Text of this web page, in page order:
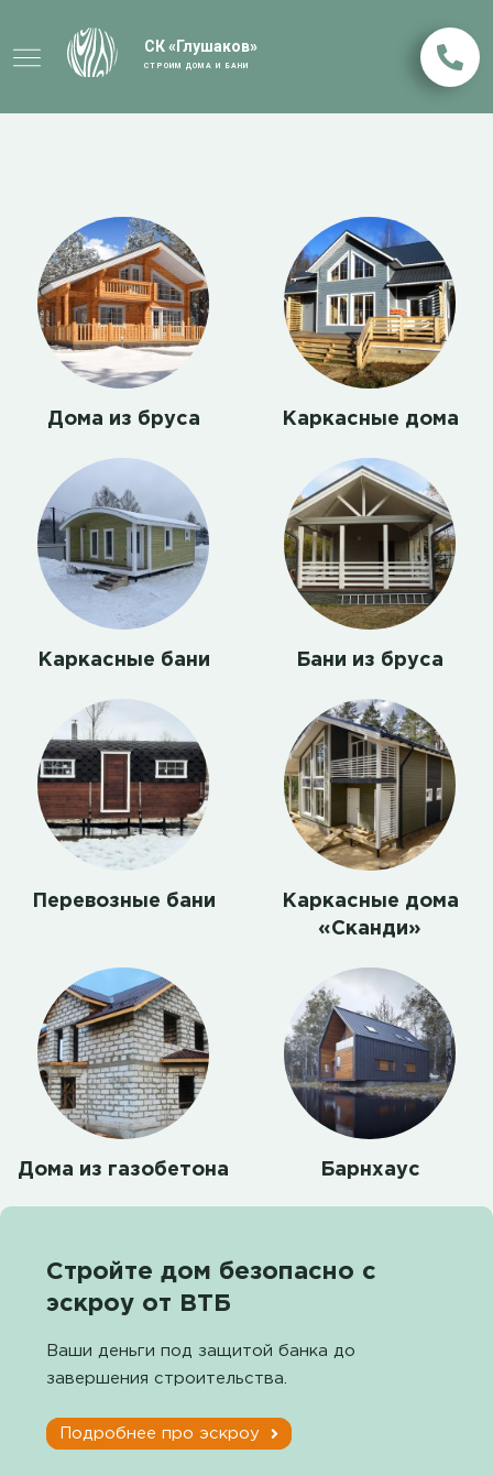
СК «Глушаков»
СТРОИМ ДОМА И БАНИ
Дома из бруса Каркасные дома
Каркасные бани Бани из бруса
Перевозные бани
Каркасные дома
«Сканди»
Дома из газобетона Барнхаус
Стройте дом безопасно с
эскроу от ВТБ
Ваши деньги под защитой банка до
завершения строительства.
Подробнее про эскроу